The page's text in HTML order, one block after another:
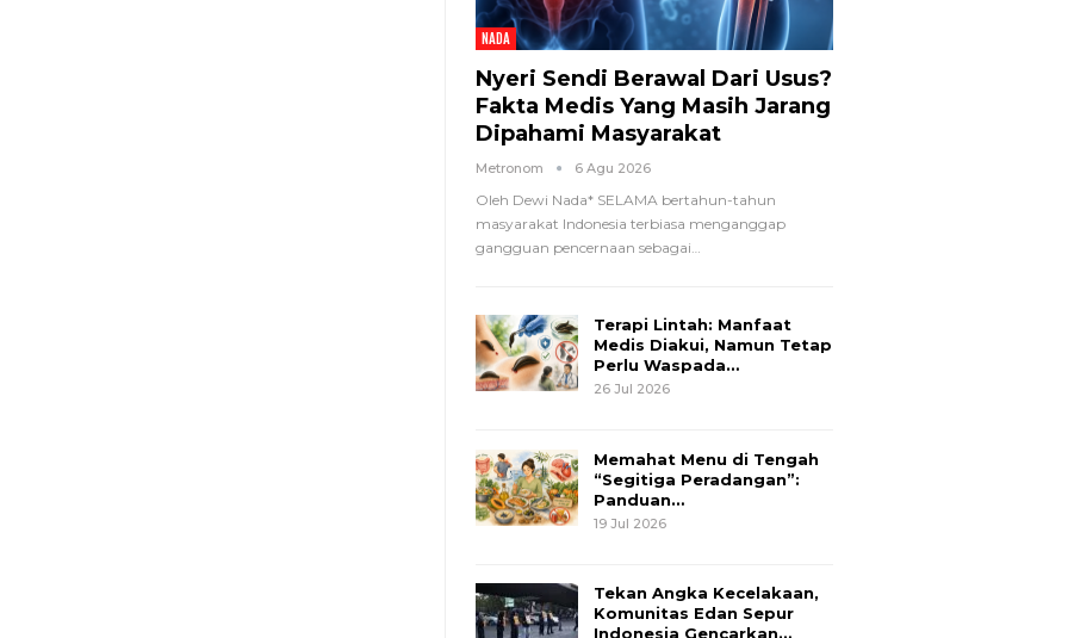
NADA
Nyeri Sendi Berawal Dari Usus?
Fakta Medis Yang Masih Jarang
Dipahami Masyarakat
Metronom 6 Agu 2026
Oleh Dewi Nada* SELAMA bertahun-tahun
masyarakat Indonesia terbiasa menganggap
gangguan pencernaan sebagai…
Terapi Lintah: Manfaat
Medis Diakui, Namun Tetap
Perlu Waspada…
26 Jul 2026
Memahat Menu di Tengah
“Segitiga Peradangan”:
Panduan…
19 Jul 2026
Tekan Angka Kecelakaan,
Komunitas Edan Sepur
Indonesia Gencarkan…